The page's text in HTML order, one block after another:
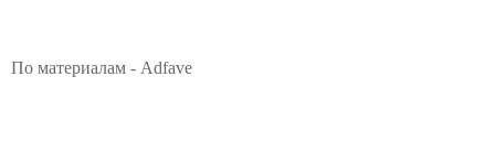
По материалам - Adfave